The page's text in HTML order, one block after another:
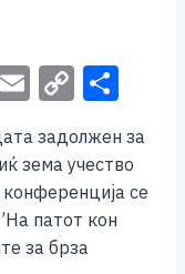
E
ai
l
C
p
y
Li
n
ar
e
задолжен за
зема учество
се
патот кон
за брза